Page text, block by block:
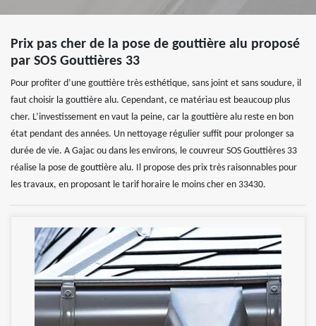
Prix pas cher de la pose de gouttière alu proposé
par SOS Gouttières 33
Pour profiter d’une gouttière très esthétique, sans joint et sans soudure, il
faut choisir la gouttière alu. Cependant, ce matériau est beaucoup plus
cher. L’investissement en vaut la peine, car la gouttière alu reste en bon
état pendant des années. Un nettoyage régulier suffit pour prolonger sa
durée de vie. A Gajac ou dans les environs, le couvreur SOS Gouttières 33
réalise la pose de gouttière alu. Il propose des prix très raisonnables pour
les travaux, en proposant le tarif horaire le moins cher en 33430.